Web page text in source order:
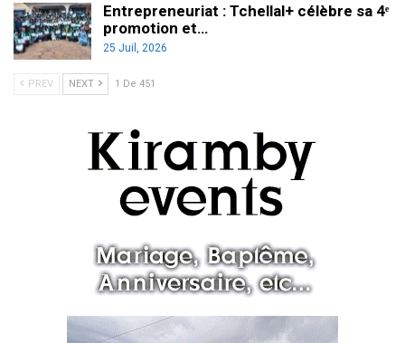
Entrepreneuriat : Tchellal+ célèbre sa 4ᵉ
promotion et…
25 Juil, 2026
PREV NEXT 1 De 451